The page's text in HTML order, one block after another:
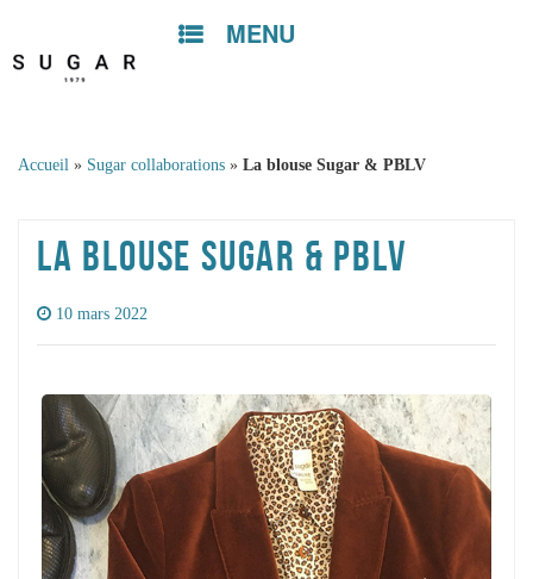
MENU
Skip to
Accueil » Sugar collaborations » La blouse Sugar & PBLV
LA BLOUSE SUGAR & PBLV
10 mars 2022